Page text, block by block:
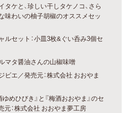
タケと、珍しい干しタケノコ、さら
味わいの柚子胡椒のオススメセッ
ルセット：小皿3枚&ぐい呑み3個セ
マタ醤油さんの山椒味噌
ビエ／発売元：株式会社 おおやま
めひびき』と『梅酒おおやま』のセ
元：株式会社 おおやま夢工房